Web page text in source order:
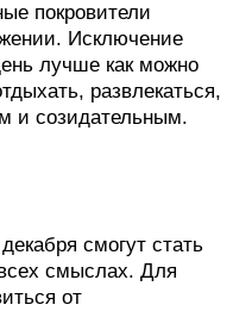
покровители
Исключение
лучше как можно
развлекаться,
и созидательным.
смогут стать
смыслах. Для
от